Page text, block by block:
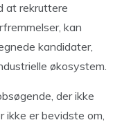
at rekruttere
kan
kandidater,
økosystem.
der ikke
ikke er bevidste om,